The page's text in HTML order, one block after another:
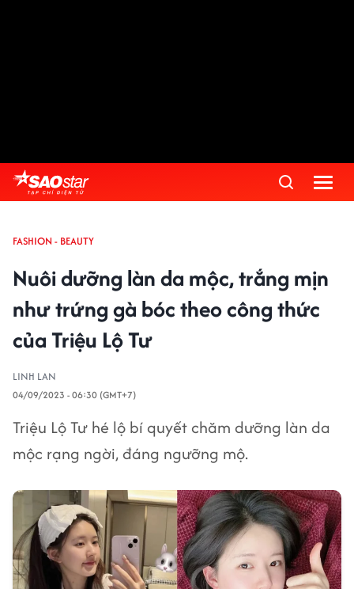
FASHION - BEAUTY
Nuôi dưỡng làn da mộc, trắng mịn
như trứng gà bóc theo công thức
của Triệu Lộ Tư
LINH LAN
04/09/2023 - 06:30 (GMT+7)
Triệu Lộ Tư hé lộ bí quyết chăm dưỡng làn da
mộc rạng ngời, đáng ngưỡng mộ.